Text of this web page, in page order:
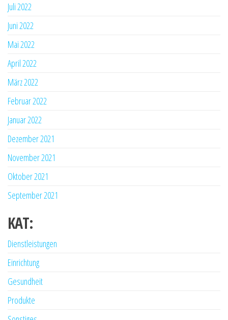
Juli 2022
Juni 2022
Mai 2022
April 2022
März 2022
Februar 2022
Januar 2022
Dezember 2021
November 2021
Oktober 2021
September 2021
KAT:
Dienstleistungen
Einrichtung
Gesundheit
Produkte